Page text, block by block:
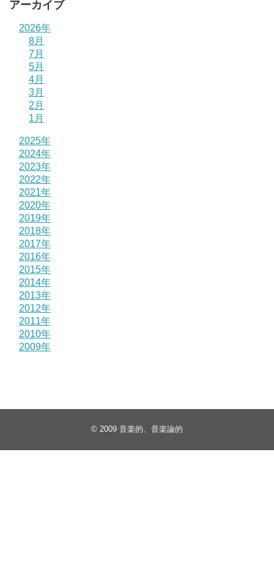
アーカイブ
2026年
8月
7月
5月
4月
3月
2月
1月
2025年
2024年
2023年
2022年
2021年
2020年
2019年
2018年
2017年
2016年
2015年
2014年
2013年
2012年
2011年
2010年
2009年
© 2009 音楽的、音楽論的